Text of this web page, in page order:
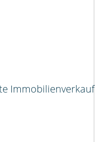
Immobilienverkauf